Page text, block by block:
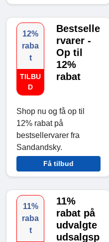
12%
raba
t
TILBU
D
Bestselle
rvarer -
Op til
12%
rabat
Shop nu og få op til
12% rabat på
bestsellervarer fra
Sandandsky.
Få tilbud
11%
raba
t
11%
rabat på
udvalgte
udsalgsp